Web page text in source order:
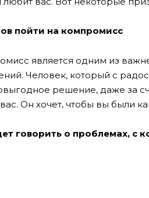
пойти на компромисс
является одним из
Человек, который с
решение, даже за
Он хочет, чтобы вы были
говорить о проблемах, с